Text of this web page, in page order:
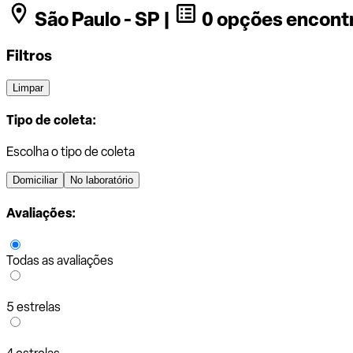
São Paulo - SP |
0 opções
Filtros
Limpar
Tipo de coleta:
Escolha o tipo de coleta
Domiciliar No laboratório
Avaliações:
Todas as avaliações
5 estrelas